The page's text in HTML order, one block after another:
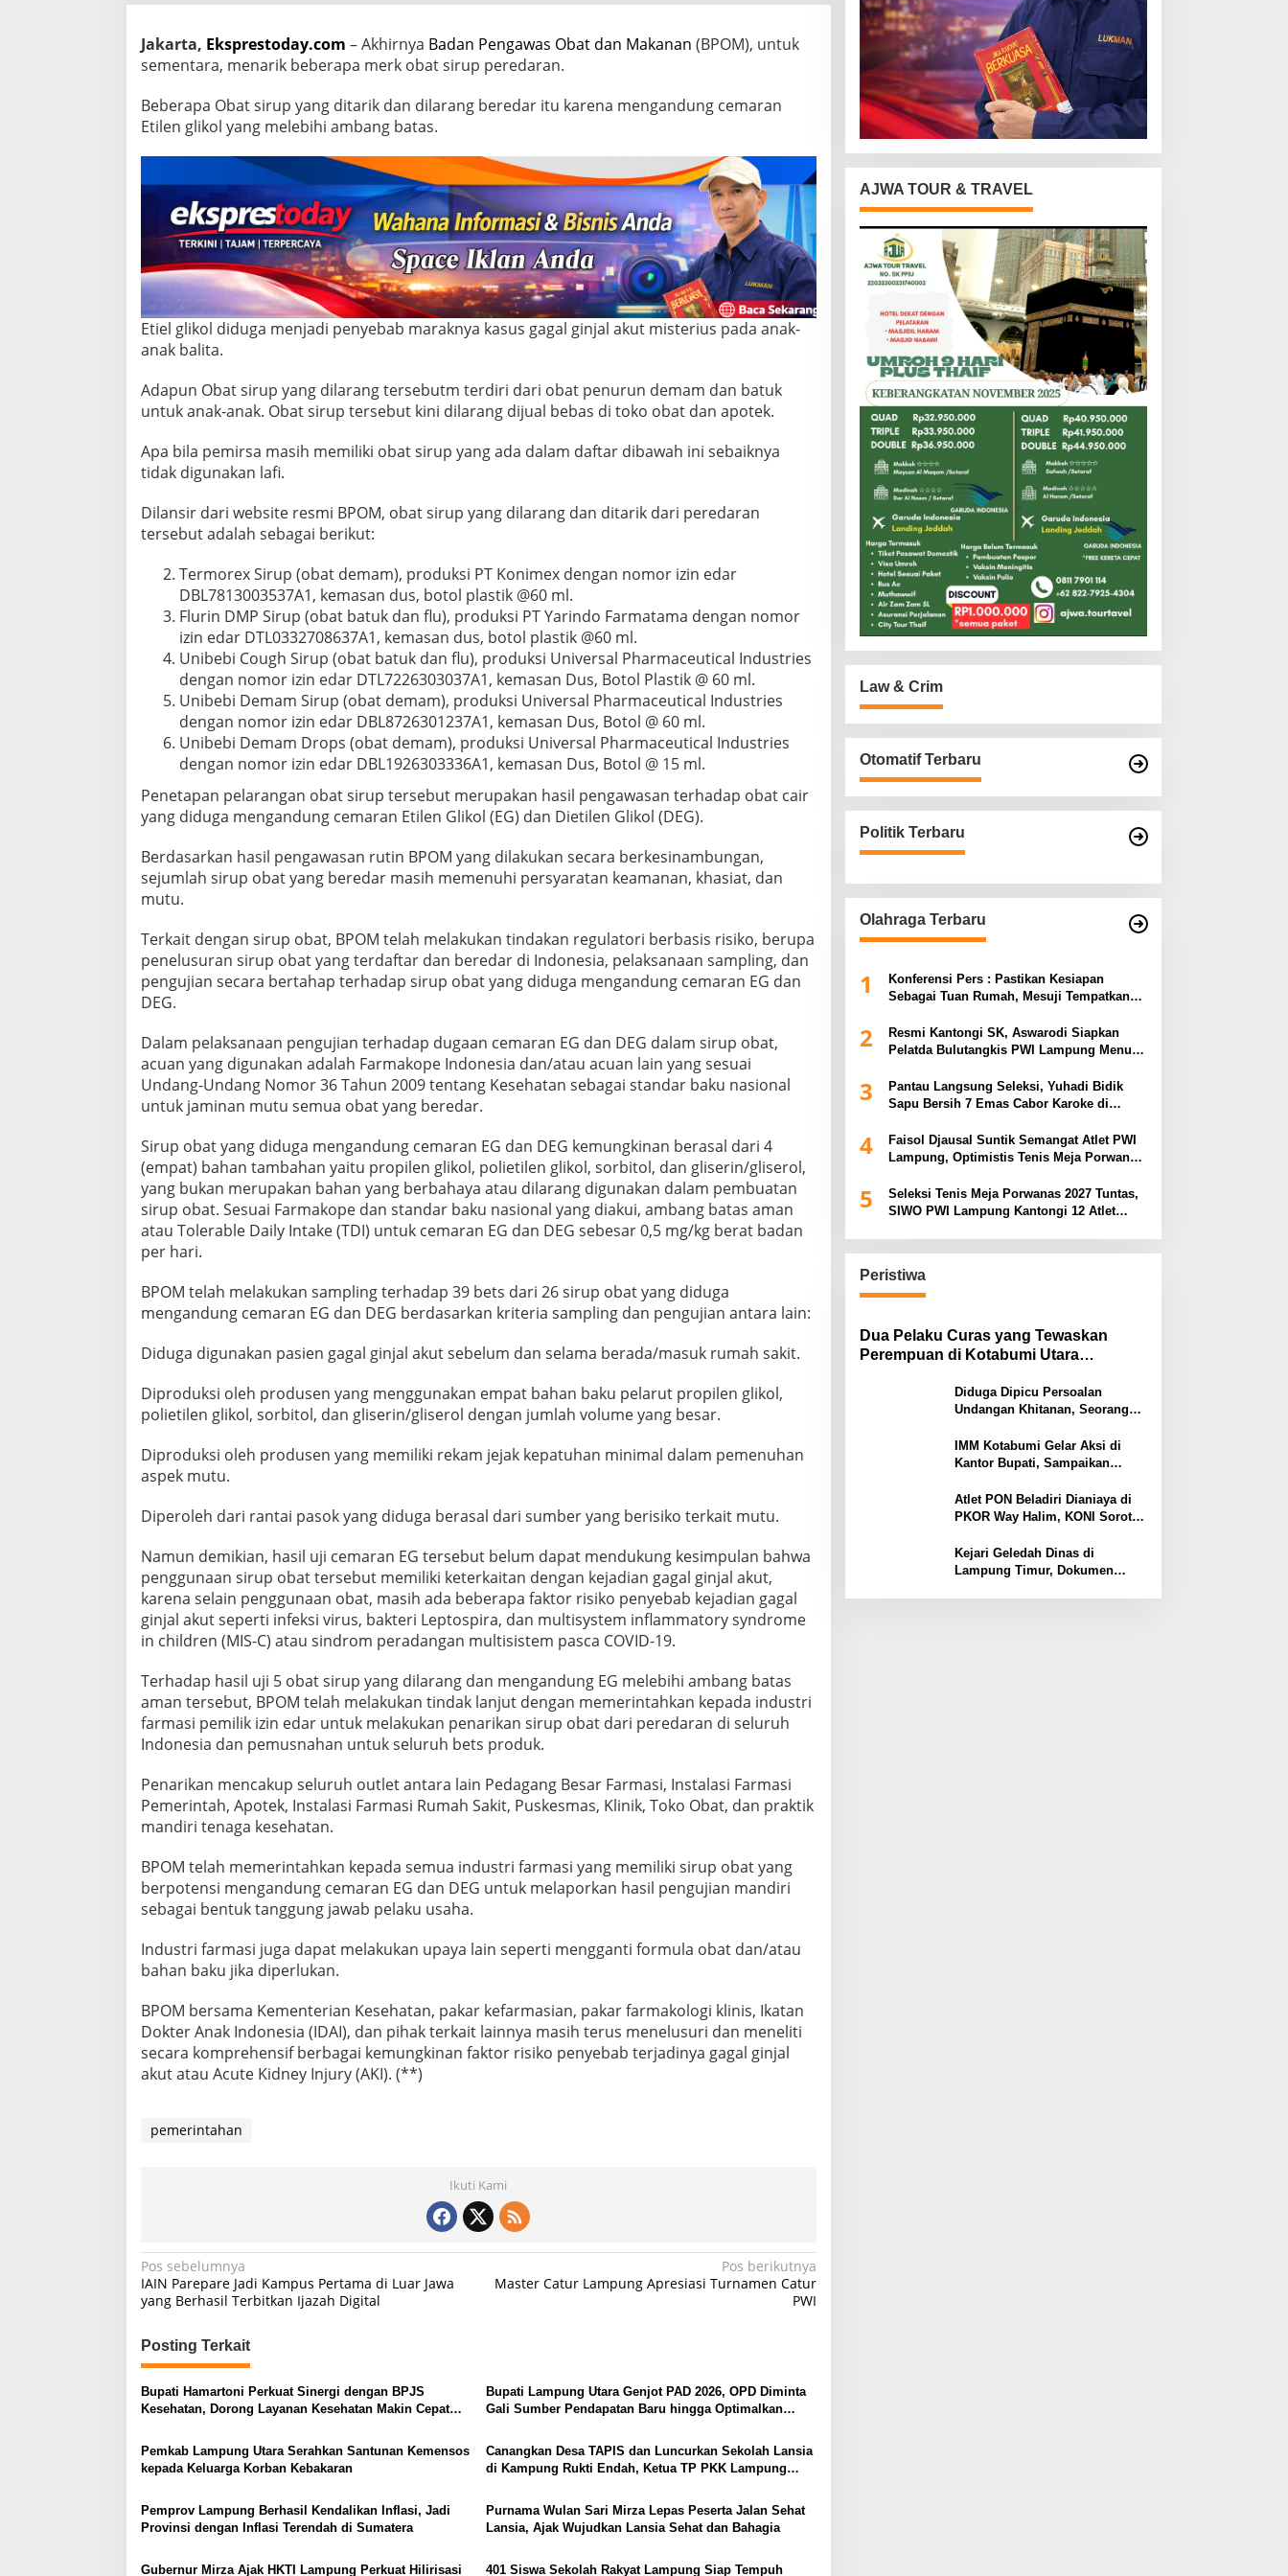
t
r
O
b
t
S
r
u
p
Y
a
n
g
D
i
l
a
n
g
B
r
e
a
r
Jakarta, Eksprestoday.com – Akhirnya Badan Pengawas Obat dan Makanan (BPOM), untuk
sementara, menarik beberapa merk obat sirup peredaran.
Beberapa Obat sirup yang ditarik dan dilarang beredar itu karena mengandung cemaran
Etilen glikol yang melebihi ambang batas.
Etiel glikol diduga menjadi penyebab maraknya kasus gagal ginjal akut misterius pada anak-
anak balita.
Adapun Obat sirup yang dilarang tersebutm terdiri dari obat penurun demam dan batuk
untuk anak-anak. Obat sirup tersebut kini dilarang dijual bebas di toko obat dan apotek.
Apa bila pemirsa masih memiliki obat sirup yang ada dalam daftar dibawah ini sebaiknya
tidak digunakan lafi.
Dilansir dari website resmi BPOM, obat sirup yang dilarang dan ditarik dari peredaran
tersebut adalah sebagai berikut:
Termorex Sirup (obat demam), produksi PT Konimex dengan nomor izin edar
DBL7813003537A1, kemasan dus, botol plastik @60 ml.
Flurin DMP Sirup (obat batuk dan flu), produksi PT Yarindo Farmatama dengan nomor
izin edar DTL0332708637A1, kemasan dus, botol plastik @60 ml.
Unibebi Cough Sirup (obat batuk dan flu), produksi Universal Pharmaceutical Industries
dengan nomor izin edar DTL7226303037A1, kemasan Dus, Botol Plastik @ 60 ml.
Unibebi Demam Sirup (obat demam), produksi Universal Pharmaceutical Industries
dengan nomor izin edar DBL8726301237A1, kemasan Dus, Botol @ 60 ml.
Unibebi Demam Drops (obat demam), produksi Universal Pharmaceutical Industries
dengan nomor izin edar DBL1926303336A1, kemasan Dus, Botol @ 15 ml.
Penetapan pelarangan obat sirup tersebut merupakan hasil pengawasan terhadap obat cair
yang diduga mengandung cemaran Etilen Glikol (EG) dan Dietilen Glikol (DEG).
Berdasarkan hasil pengawasan rutin BPOM yang dilakukan secara berkesinambungan,
sejumlah sirup obat yang beredar masih memenuhi persyaratan keamanan, khasiat, dan
mutu.
Terkait dengan sirup obat, BPOM telah melakukan tindakan regulatori berbasis risiko, berupa
penelusuran sirup obat yang terdaftar dan beredar di Indonesia, pelaksanaan sampling, dan
pengujian secara bertahap terhadap sirup obat yang diduga mengandung cemaran EG dan
DEG.
Dalam pelaksanaan pengujian terhadap dugaan cemaran EG dan DEG dalam sirup obat,
acuan yang digunakan adalah Farmakope Indonesia dan/atau acuan lain yang sesuai
Undang-Undang Nomor 36 Tahun 2009 tentang Kesehatan sebagai standar baku nasional
untuk jaminan mutu semua obat yang beredar.
Sirup obat yang diduga mengandung cemaran EG dan DEG kemungkinan berasal dari 4
(empat) bahan tambahan yaitu propilen glikol, polietilen glikol, sorbitol, dan gliserin/gliserol,
yang bukan merupakan bahan yang berbahaya atau dilarang digunakan dalam pembuatan
sirup obat. Sesuai Farmakope dan standar baku nasional yang diakui, ambang batas aman
atau Tolerable Daily Intake (TDI) untuk cemaran EG dan DEG sebesar 0,5 mg/kg berat badan
per hari.
BPOM telah melakukan sampling terhadap 39 bets dari 26 sirup obat yang diduga
mengandung cemaran EG dan DEG berdasarkan kriteria sampling dan pengujian antara lain:
Diduga digunakan pasien gagal ginjal akut sebelum dan selama berada/masuk rumah sakit.
Diproduksi oleh produsen yang menggunakan empat bahan baku pelarut propilen glikol,
polietilen glikol, sorbitol, dan gliserin/gliserol dengan jumlah volume yang besar.
Diproduksi oleh produsen yang memiliki rekam jejak kepatuhan minimal dalam pemenuhan
aspek mutu.
Diperoleh dari rantai pasok yang diduga berasal dari sumber yang berisiko terkait mutu.
Namun demikian, hasil uji cemaran EG tersebut belum dapat mendukung kesimpulan bahwa
penggunaan sirup obat tersebut memiliki keterkaitan dengan kejadian gagal ginjal akut,
karena selain penggunaan obat, masih ada beberapa faktor risiko penyebab kejadian gagal
ginjal akut seperti infeksi virus, bakteri Leptospira, dan multisystem inflammatory syndrome
in children (MIS-C) atau sindrom peradangan multisistem pasca COVID-19.
Terhadap hasil uji 5 obat sirup yang dilarang dan mengandung EG melebihi ambang batas
aman tersebut, BPOM telah melakukan tindak lanjut dengan memerintahkan kepada industri
farmasi pemilik izin edar untuk melakukan penarikan sirup obat dari peredaran di seluruh
Indonesia dan pemusnahan untuk seluruh bets produk.
Penarikan mencakup seluruh outlet antara lain Pedagang Besar Farmasi, Instalasi Farmasi
Pemerintah, Apotek, Instalasi Farmasi Rumah Sakit, Puskesmas, Klinik, Toko Obat, dan praktik
mandiri tenaga kesehatan.
BPOM telah memerintahkan kepada semua industri farmasi yang memiliki sirup obat yang
berpotensi mengandung cemaran EG dan DEG untuk melaporkan hasil pengujian mandiri
sebagai bentuk tanggung jawab pelaku usaha.
Industri farmasi juga dapat melakukan upaya lain seperti mengganti formula obat dan/atau
bahan baku jika diperlukan.
BPOM bersama Kementerian Kesehatan, pakar kefarmasian, pakar farmakologi klinis, Ikatan
Dokter Anak Indonesia (IDAI), dan pihak terkait lainnya masih terus menelusuri dan meneliti
secara komprehensif berbagai kemungkinan faktor risiko penyebab terjadinya gagal ginjal
akut atau Acute Kidney Injury (AKI). (**)
pemerintahan
Ikuti Kami
N
a
i
g
a
i
o
s
Pos sebelumnya
IAIN Parepare Jadi Kampus Pertama di Luar Jawa
yang Berhasil Terbitkan Ijazah Digital
Pos berikutnya
Master Catur Lampung Apresiasi Turnamen Catur
PWI
Posting Terkait
Bupati Hamartoni Perkuat Sinergi dengan BPJS
Kesehatan, Dorong Layanan Kesehatan Makin Cepat
Bupati Lampung Utara Genjot PAD 2026, OPD Diminta
Gali Sumber Pendapatan Baru hingga Optimalkan
Pemkab Lampung Utara Serahkan Santunan Kemensos
kepada Keluarga Korban Kebakaran
Canangkan Desa TAPIS dan Luncurkan Sekolah Lansia
di Kampung Rukti Endah, Ketua TP PKK Lampung
Pemprov Lampung Berhasil Kendalikan Inflasi, Jadi
Provinsi dengan Inflasi Terendah di Sumatera
Purnama Wulan Sari Mirza Lepas Peserta Jalan Sehat
Lansia, Ajak Wujudkan Lansia Sehat dan Bahagia
Gubernur Mirza Ajak HKTI Lampung Perkuat Hilirisasi 401 Siswa Sekolah Rakyat Lampung Siap Tempuh
AJWA TOUR & TRAVEL
Law & Crim
Otomatif Terbaru
Politik Terbaru
Olahraga Terbaru
1
Konferensi Pers : Pastikan Kesiapan
Sebagai Tuan Rumah, Mesuji Tempatkan
Piala Gubernur Lampung
2
Resmi Kantongi SK, Aswarodi Siapkan
Pelatda Bulutangkis PWI Lampung Menuju
3
Pantau Langsung Seleksi, Yuhadi Bidik
Sapu Bersih 7 Emas Cabor Karoke di
4
Faisol Djausal Suntik Semangat Atlet PWI
Lampung, Optimistis Tenis Meja Porwanas
5
Seleksi Tenis Meja Porwanas 2027 Tuntas,
SIWO PWI Lampung Kantongi 12 Atlet
Peristiwa
Dua Pelaku Curas yang Tewaskan
Perempuan di Kotabumi Utara
Diduga Dipicu Persoalan
Undangan Khitanan, Seorang
Tertembak
IMM Kotabumi Gelar Aksi di
Kantor Bupati, Sampaikan
Pemkab Lampung Utara
Atlet PON Beladiri Dianiaya di
PKOR Way Halim, KONI Soroti
Kawasan
Kejari Geledah Dinas di
Lampung Timur, Dokumen